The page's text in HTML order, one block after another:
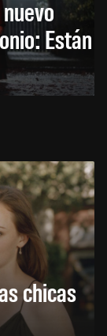
Están
chicas